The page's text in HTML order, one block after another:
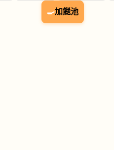
🍳加餸池